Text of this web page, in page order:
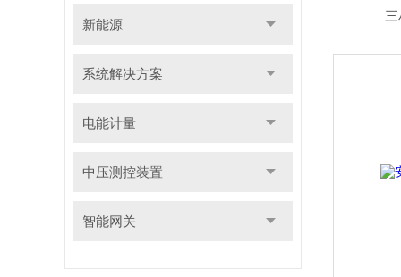
新能源
系统解决方案
电能计量
中压测控装置
智能网关